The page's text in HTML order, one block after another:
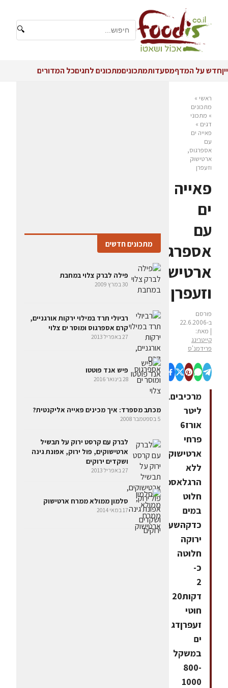
🔍
ייןחדש על המדףמסעדותמתכוניםמתכונים לחגיםכל המדורים
ראשי »
מתכונים
» מתכוני
דגים »
פאייה ים
עם
אספרגוס,
ארטישוק
וזעפרן
פאייה
ים
עם
אספרגוס,
ארטישוק
וזעפרן
פורסם
ב-22.6.2006
| מאת:
קייטרינג
פרידמנ'ס
מרכיבים1
ליטר
אורז6
פרחי
ארטישוק
ללא
הרגלאספרגוס
חלוט
במים
כדקהשעועית
ירוקה
חלוטה
כ-
2
דקות20
חוטי
זעפרןדג
ים
במשקל
800-
1000
מתכונים חדשים
פילה לברק צלוי במחבת
30 במרץ 2009
רביולי תרד במילוי ירקות אורגניים,
קרם אספרגוס ומוסר ים צלוי
27 באפריל 2013
פיש אנד פוטטו
28 בינואר 2016
מכתב מספרד: איך מכינים פאייה אליקנטית?
5 בספטמבר 2008
לברק עם קרסט ירוק על תבשיל
ארטישוקים, פול ירוק, אפונת גינה
ושקדים ירוקים
27 באפריל 2013
סלמון ממולא ממרח ארטישוק
17 במאי 2014